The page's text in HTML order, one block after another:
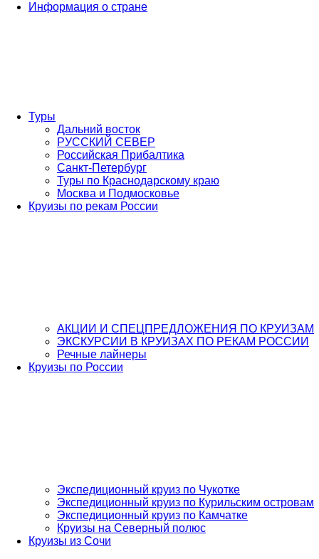
Информация о стране
Туры
Дальний восток
РУССКИЙ СЕВЕР
Российская Прибалтика
Санкт-Петербург
Туры по Краснодарскому краю
Москва и Подмосковье
Круизы по рекам России
АКЦИИ И СПЕЦПРЕДЛОЖЕНИЯ ПО КРУИЗАМ
ЭКСКУРСИИ В КРУИЗАХ ПО РЕКАМ РОССИИ
Речные лайнеры
Круизы по России
Экспедиционный круиз по Чукотке
Экспедиционный круиз по Курильским островам
Экспедиционный круиз по Камчатке
Круизы на Северный полюс
Круизы из Сочи